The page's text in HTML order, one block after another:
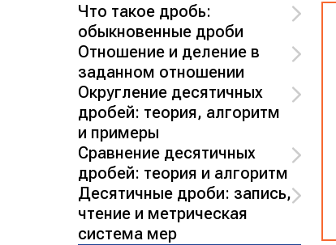
Что такое дробь:
обыкновенные дроби
Отношение и деление в
заданном отношении
Округление десятичных
дробей: теория, алгоритм
и примеры
Сравнение десятичных
дробей: теория и алгоритм
Десятичные дроби: запись,
чтение и метрическая
система мер